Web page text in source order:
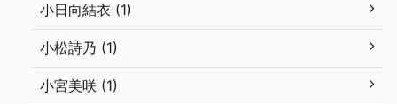
小日向結衣 (1)
小松詩乃 (1)
小宮美咲 (1)